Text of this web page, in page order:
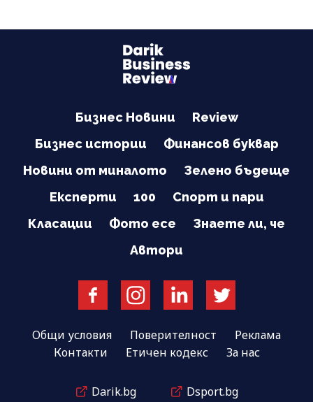
Бизнес Новини
Review
Бизнес истории
Финансов буквар
Новини от миналото
Зелено бъдеще
Експерти
100
Спорт и пари
Класации
Фото есе
Знаете ли, че
Автори
Общи условия Поверителност
Реклама
Контакти
Етичен кодекс За нас
Darik.bg Dsport.bg